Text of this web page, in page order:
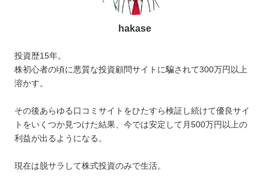
hakase
投資歴15年。
株初心者の頃に悪質な投資顧問サイトに騙されて300万円以上
溶かす。
その後あらゆる口コミサイトをひたすら検証し続けて優良サイ
トをいくつか見つけた結果、今では安定して月500万円以上の
利益が出るようになる。
現在は脱サラして株式投資のみで生活。